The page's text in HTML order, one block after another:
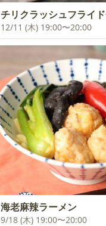
チリクラッシュフライ
12/11 (木) 19:00〜20:00
海老麻辣ラーメン
9/18 (木) 19:00〜20:00